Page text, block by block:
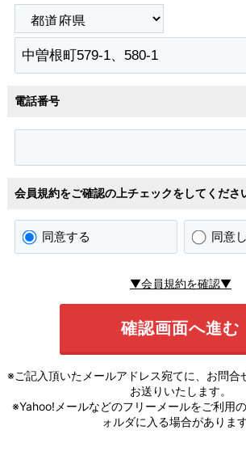
電話番号
会員規約をご確認の上チェックをしてくださ
同意する 同意
▼会員規約を確認▼
※ご記入頂いたメールアドレス宛てに、お問合
お送りいたします。
※Yahoo!メールなどのフリーメールをご利用
ォルダに入る場合があります